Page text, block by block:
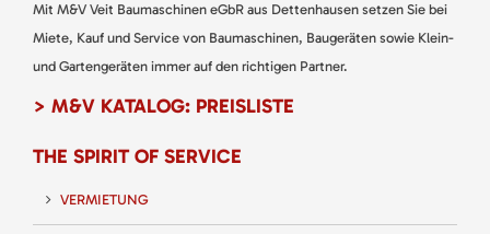
Mit M&V Veit Baumaschinen eGbR aus Dettenhausen setzen Sie bei
Miete, Kauf und Service von Baumaschinen, Baugeräten sowie Klein-
und Gartengeräten immer auf den richtigen Partner.
> M&V KATALOG: PREISLISTE
THE SPIRIT OF SERVICE
VERMIETUNG